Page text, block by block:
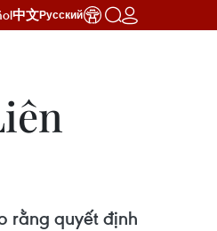
中文Русский
rằng quyết định